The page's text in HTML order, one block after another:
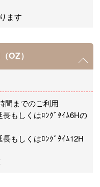
ます
OZ）
間までのご利用
もしくはﾛﾝｸﾞﾀｲﾑ6Hの
もしくはﾛﾝｸﾞﾀｲﾑ12H